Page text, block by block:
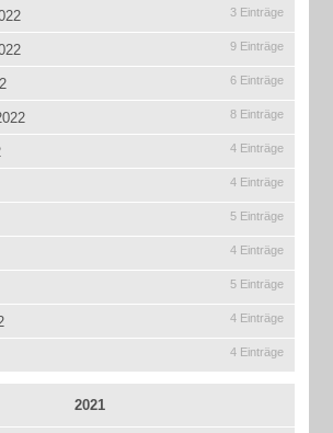
3 Einträge
9 Einträge
6 Einträge
8 Einträge
4 Einträge
4 Einträge
5 Einträge
4 Einträge
5 Einträge
4 Einträge
4 Einträge
2021